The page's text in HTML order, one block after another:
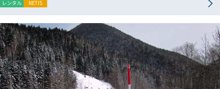
レンタル NETIS